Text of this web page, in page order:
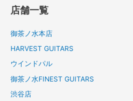
店舗一覧
御茶ノ水本店
HARVEST GUITARS
ウインドパル
御茶ノ水FINEST GUITARS
渋谷店